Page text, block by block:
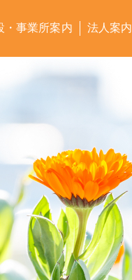
・事業所案内 法人案内